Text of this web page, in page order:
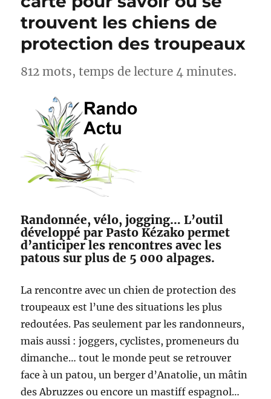
trouvent les chiens de
protection des troupeaux
812 mots, temps de lecture 4 minutes.
Randonnée, vélo, jogging… L’outil
développé par Pasto Kézako permet
d’anticiper les rencontres avec les
patous sur plus de 5 000 alpages.
La rencontre avec un chien de protection des
troupeaux est l’une des situations les plus
redoutées. Pas seulement par les randonneurs,
mais aussi : joggers, cyclistes, promeneurs du
dimanche… tout le monde peut se retrouver
face à un patou, un berger d’Anatolie, un mâtin
des Abruzzes ou encore un mastiff espagnol…